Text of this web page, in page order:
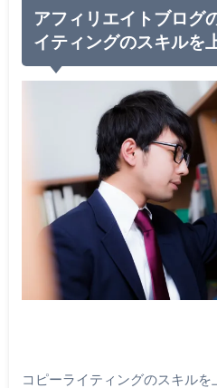
アフィリエイトブログ
イティングのスキルを
コピーライティングのスキル